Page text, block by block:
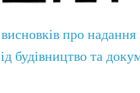
про
будівництво та